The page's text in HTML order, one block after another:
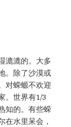
漉的。 大多
。除了沙漠或
对蝾螈不欢迎
。世界有1/3
知的。有些蝾
在水里呆会，